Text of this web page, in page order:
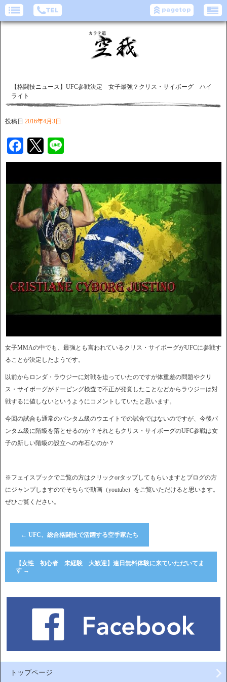
【格闘技ニュース】UFC参戦決定 女子最強？クリス・サイボーグ ハイ
ライト
投稿日 2016年4月3日
Facebook
Twitter
女子MMAの中でも、最強とも言われているクリス・サイボーグがUFCに参戦す
ることが決定したようです。
以前からロンダ・ラウジーに対戦を迫っていたのですが体重差の問題やクリ
ス・サイボーグがドーピング検査で不正が発覚したことなどからラウジーは対
戦するに値しないというようにコメントしていたと思います。
今回の試合も通常のバンタム級のウエイトでの試合ではないのですが、今後バ
ンタム級に階級を落とせるのか？それともクリス・サイボーグのUFC参戦は女
子の新しい階級の設立への布石なのか？
※フェイスブックでご覧の方はクリックorタップしてもらいますとブログの方
にジャンプしますのでそちらで動画（youtube）をご覧いただけると思います。
ぜひご覧ください。
← UFC、総合格闘技で活躍する空手家たち
【女性 初心者 未経験 大歓迎】連日無料体験に来ていただいてま
す →
トップページ